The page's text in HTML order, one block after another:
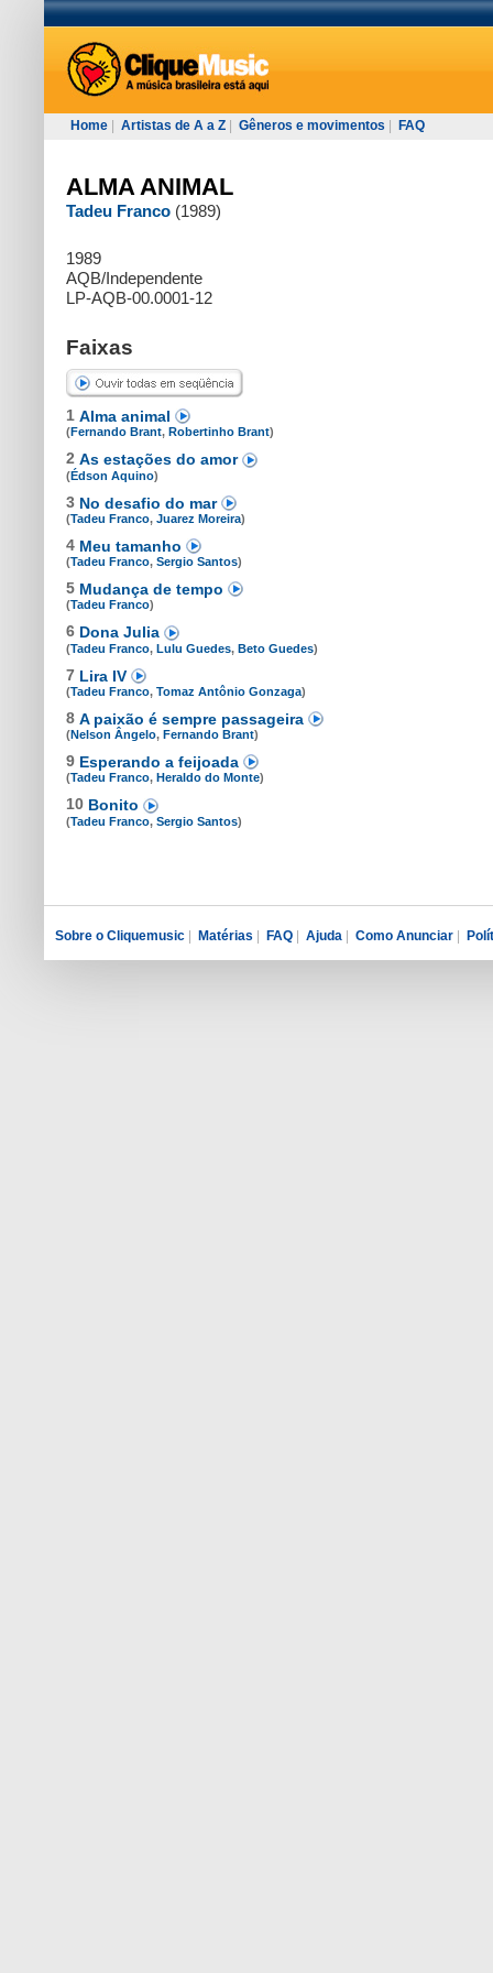
Home Artistas de A a Z Gêneros e movimentos FAQ
ALMA ANIMAL
Tadeu Franco (1989)
1989
AQB/Independente
LP-AQB-00.0001-12
Faixas
1 Alma animal
(Fernando Brant, Robertinho Brant)
2 As estações do amor
(Édson Aquino)
3 No desafio do mar
(Tadeu Franco, Juarez Moreira)
4 Meu tamanho
(Tadeu Franco, Sergio Santos)
5 Mudança de tempo
(Tadeu Franco)
6 Dona Julia
(Tadeu Franco, Lulu Guedes, Beto Guedes)
7 Lira IV
(Tadeu Franco, Tomaz Antônio Gonzaga)
8 A paixão é sempre passageira
(Nelson Ângelo, Fernando Brant)
9 Esperando a feijoada
(Tadeu Franco, Heraldo do Monte)
10 Bonito
(Tadeu Franco, Sergio Santos)
Sobre o Cliquemusic | Matérias | FAQ | Ajuda | Como Anunciar |